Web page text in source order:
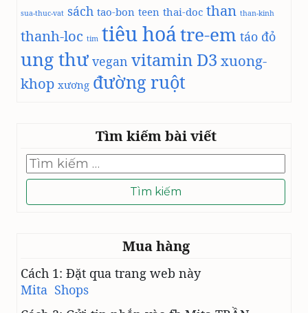
sua-thuc-vat sách tao-bon teen thai-doc than than-kinh
thanh-loc tim tiêu hoátre-em táo đỏ
ung thư vegan vitamin D3 xuong-
khop xương đường ruột
Tìm kiếm bài viết
Tìm
kiếm
cho:
Mua hàng
Cách 1: Đặt qua trang web này
Mita Shops